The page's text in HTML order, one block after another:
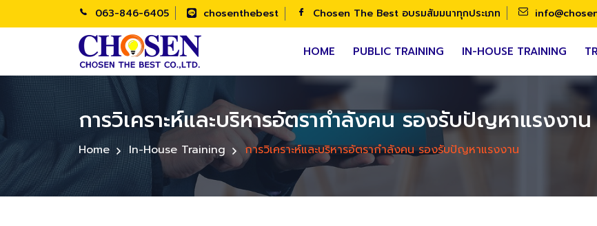
063-846-6405 chosenthebest Chosen The Best อบรมสัมมนาทุกประเภท
HOME PUBLIC TRAINING IN-HOUSE TRAINING
การวิเคราะห์และบริหารอัตรากำลังคน รองรับปัญหาแรงงาน
Home In-House Training การวิเคราะห์และบริหารอัตรากำลังคน รองรับปัญหาแรงงาน